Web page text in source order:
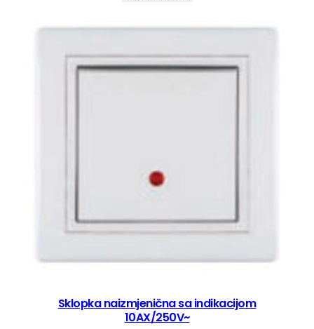
Sklopka naizmjenična sa indikacijom
10AX/250V~